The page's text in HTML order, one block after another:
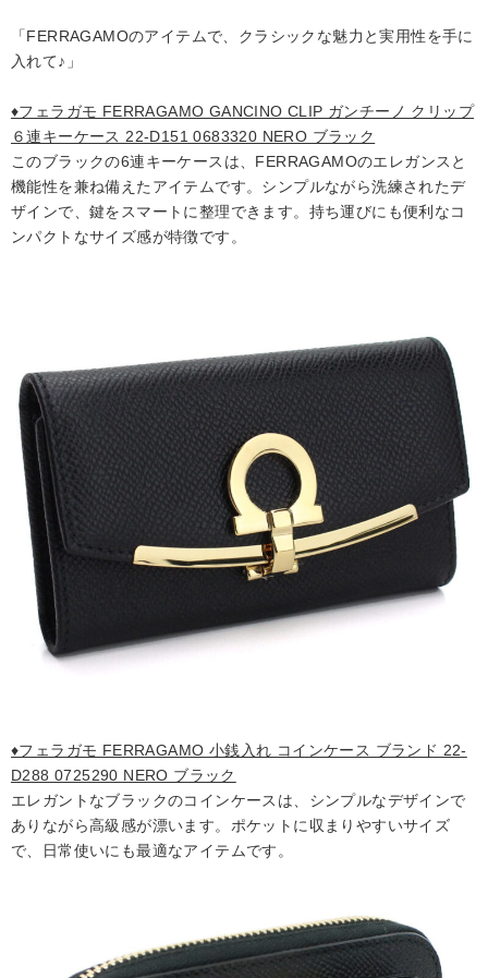
「FERRAGAMOのアイテムで、クラシックな魅力と実用性を手に
入れて♪」
♦フェラガモ FERRAGAMO GANCINO CLIP ガンチーノ クリップ
６連キーケース 22-D151 0683320 NERO ブラック
このブラックの6連キーケースは、FERRAGAMOのエレガンスと
機能性を兼ね備えたアイテムです。シンプルながら洗練されたデ
ザインで、鍵をスマートに整理できます。持ち運びにも便利なコ
ンパクトなサイズ感が特徴です。
♦フェラガモ FERRAGAMO 小銭入れ コインケース ブランド 22-
D288 0725290 NERO ブラック
エレガントなブラックのコインケースは、シンプルなデザインで
ありながら高級感が漂います。ポケットに収まりやすいサイズ
で、日常使いにも最適なアイテムです。